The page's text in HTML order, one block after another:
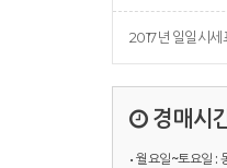
2017년 일일시세
경매시
• 월요일~토요일 :